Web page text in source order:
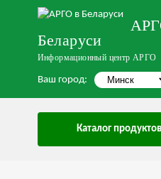
Беларуси
Информационный центр АРГО
Ваш город:
Каталог